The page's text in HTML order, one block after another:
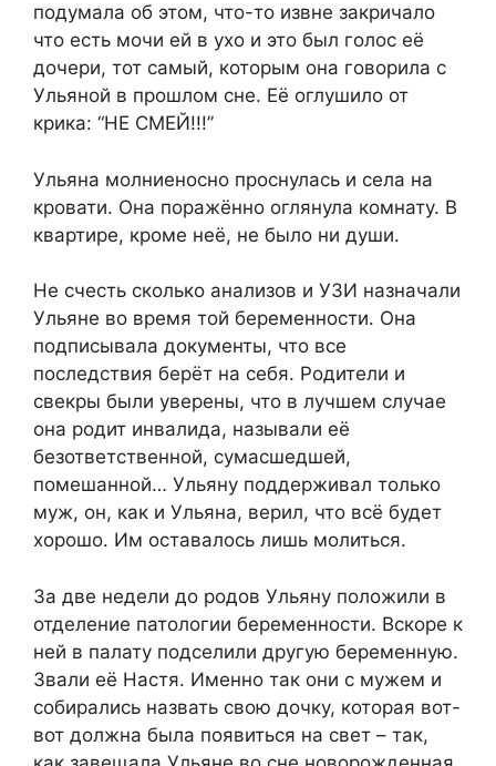
подумала об этом, что-то извне закричало
что есть мочи ей в ухо и это был голос её
дочери, тот самый, которым она говорила с
Ульяной в прошлом сне. Её оглушило от
крика: “НЕ СМЕЙ!!!”
Ульяна молниеносно проснулась и села на
кровати. Она поражённо оглянула комнату. В
квартире, кроме неё, не было ни души.
Не счесть сколько анализов и УЗИ назначали
Ульяне во время той беременности. Она
подписывала документы, что все
последствия берёт на себя. Родители и
свекры были уверены, что в лучшем случае
она родит инвалида, называли её
безответственной, сумасшедшей,
помешанной… Ульяну поддерживал только
муж, он, как и Ульяна, верил, что всё будет
хорошо. Им оставалось лишь молиться.
За две недели до родов Ульяну положили в
отделение патологии беременности. Вскоре к
ней в палату подселили другую беременную.
Звали её Настя. Именно так они с мужем и
собирались назвать свою дочку, которая вот-
вот должна была появиться на свет – так,